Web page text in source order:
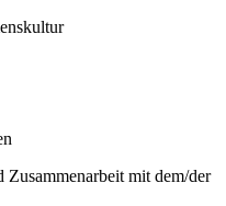
mit dem/der